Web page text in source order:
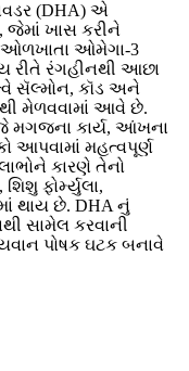
(DHA) એ
જેમાં ખાસ કરીને
ઓળખાતા ઓમેગા-3
રીતે રંગહીનથી આછા
સૅલ્મોન, કૉડ અને
મેળવવામાં આવે છે.
મગજના કાર્ય, આંખના
આપવામાં મહત્વપૂર્ણ
કારણે તેનો
ફોર્મ્યુલા,
થાય છે. DHA નું
સામેલ કરવાની
પોષક ઘટક બનાવે